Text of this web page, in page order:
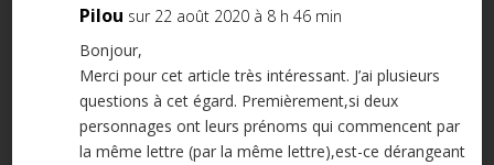
Pilou sur 22 août 2020 à 8 h 46 min
Bonjour,
Merci pour cet article très intéressant. J’ai plusieurs
questions à cet égard. Premièrement,si deux
personnages ont leurs prénoms qui commencent par
la même lettre (par la même lettre),est-ce dérangeant